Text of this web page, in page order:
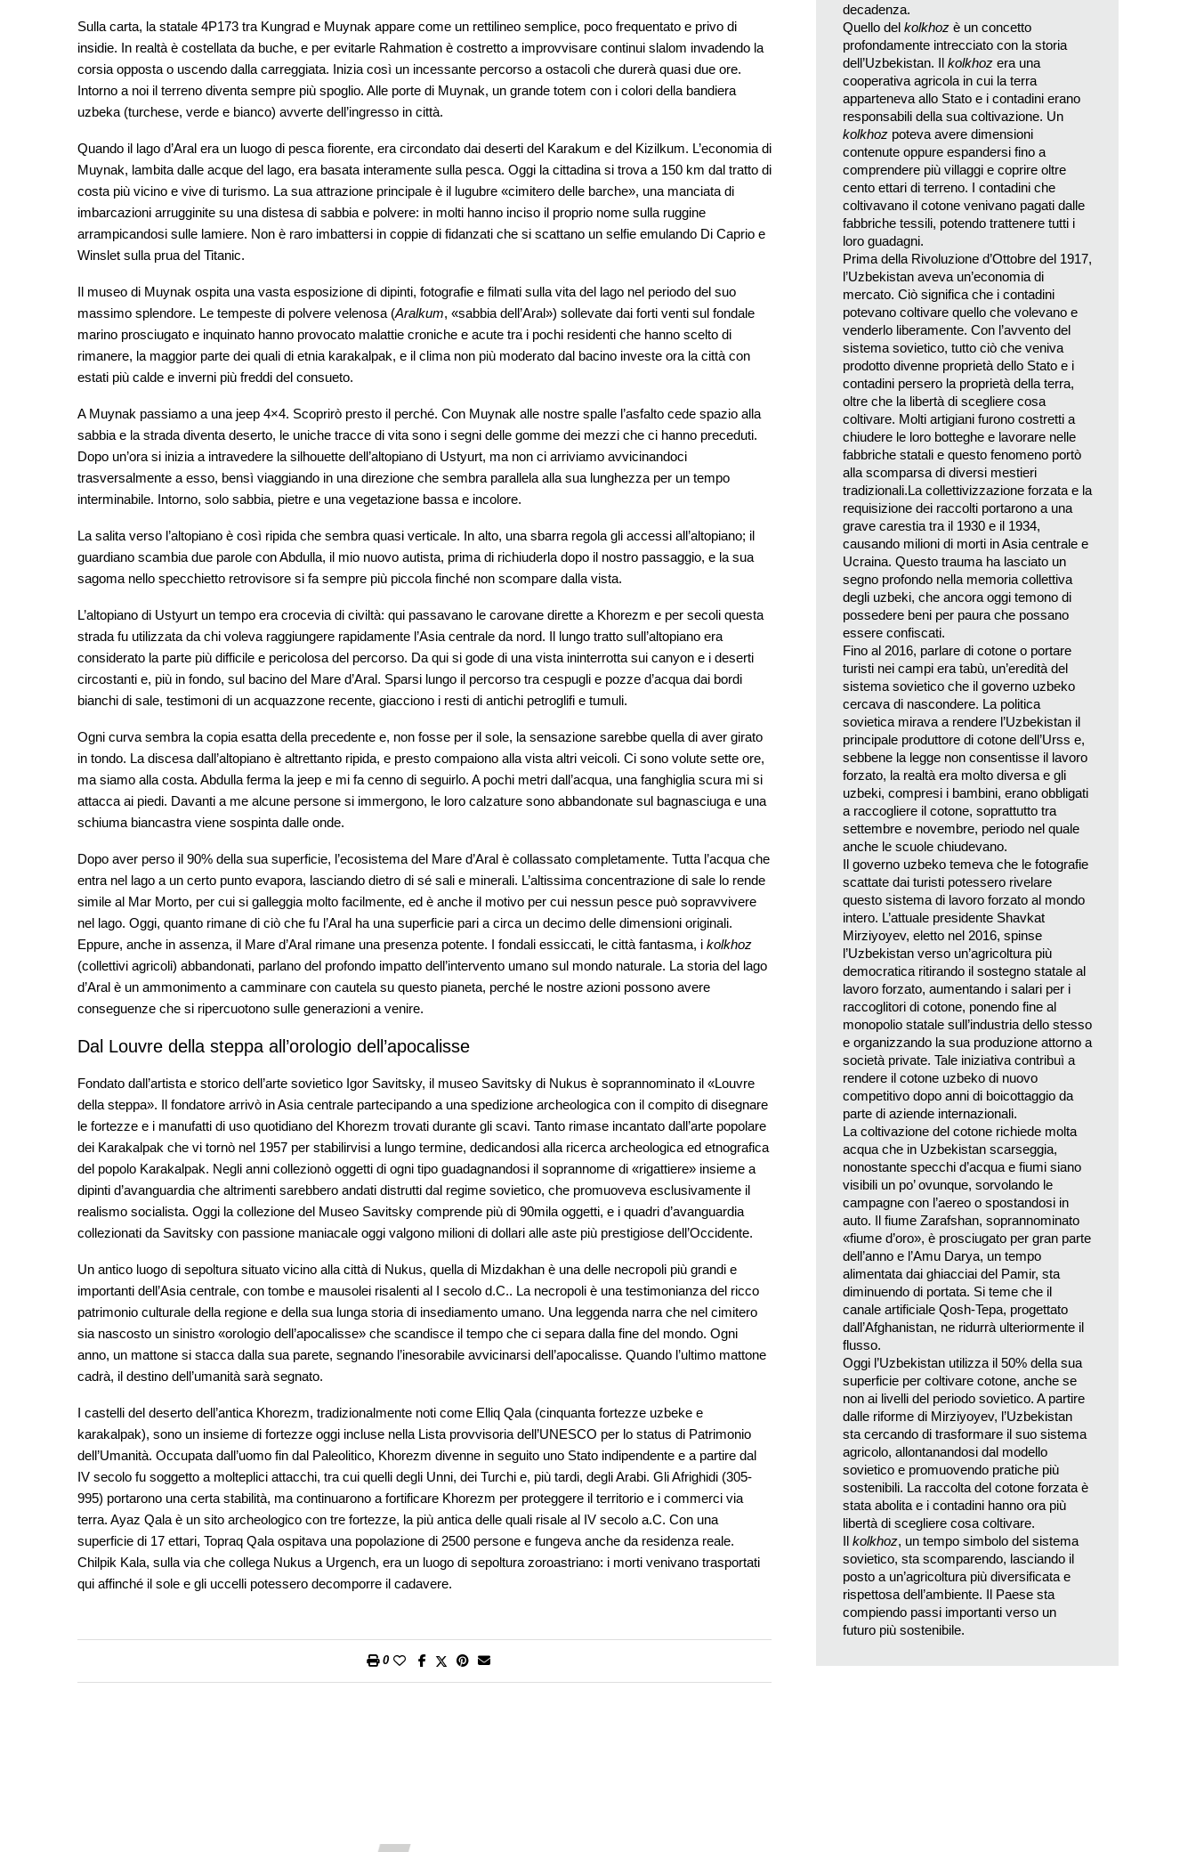
Sulla carta, la statale 4P173 tra Kungrad e Muynak appare come un rettilineo semplice, poco frequentato e privo di
insidie. In realtà è costellata da buche, e per evitarle Rahmation è costretto a improvvisare continui slalom invadendo la
corsia opposta o uscendo dalla carreggiata. Inizia così un incessante percorso a ostacoli che durerà quasi due ore.
Intorno a noi il terreno diventa sempre più spoglio. Alle porte di Muynak, un grande totem con i colori della bandiera
uzbeka (turchese, verde e bianco) avverte dell’ingresso in città.
Quando il lago d’Aral era un luogo di pesca fiorente, era circondato dai deserti del Karakum e del Kizilkum. L’economia di
Muynak, lambita dalle acque del lago, era basata interamente sulla pesca. Oggi la cittadina si trova a 150 km dal tratto di
costa più vicino e vive di turismo. La sua attrazione principale è il lugubre «cimitero delle barche», una manciata di
imbarcazioni arrugginite su una distesa di sabbia e polvere: in molti hanno inciso il proprio nome sulla ruggine
arrampicandosi sulle lamiere. Non è raro imbattersi in coppie di fidanzati che si scattano un selfie emulando Di Caprio e
Winslet sulla prua del Titanic.
Il museo di Muynak ospita una vasta esposizione di dipinti, fotografie e filmati sulla vita del lago nel periodo del suo
massimo splendore. Le tempeste di polvere velenosa (Aralkum, «sabbia dell’Aral») sollevate dai forti venti sul fondale
marino prosciugato e inquinato hanno provocato malattie croniche e acute tra i pochi residenti che hanno scelto di
rimanere, la maggior parte dei quali di etnia karakalpak, e il clima non più moderato dal bacino investe ora la città con
estati più calde e inverni più freddi del consueto.
A Muynak passiamo a una jeep 4×4. Scoprirò presto il perché. Con Muynak alle nostre spalle l’asfalto cede spazio alla
sabbia e la strada diventa deserto, le uniche tracce di vita sono i segni delle gomme dei mezzi che ci hanno preceduti.
Dopo un’ora si inizia a intravedere la silhouette dell’altopiano di Ustyurt, ma non ci arriviamo avvicinandoci
trasversalmente a esso, bensì viaggiando in una direzione che sembra parallela alla sua lunghezza per un tempo
interminabile. Intorno, solo sabbia, pietre e una vegetazione bassa e incolore.
La salita verso l’altopiano è così ripida che sembra quasi verticale. In alto, una sbarra regola gli accessi all’altopiano; il
guardiano scambia due parole con Abdulla, il mio nuovo autista, prima di richiuderla dopo il nostro passaggio, e la sua
sagoma nello specchietto retrovisore si fa sempre più piccola finché non scompare dalla vista.
L’altopiano di Ustyurt un tempo era crocevia di civiltà: qui passavano le carovane dirette a Khorezm e per secoli questa
strada fu utilizzata da chi voleva raggiungere rapidamente l’Asia centrale da nord. Il lungo tratto sull’altopiano era
considerato la parte più difficile e pericolosa del percorso. Da qui si gode di una vista ininterrotta sui canyon e i deserti
circostanti e, più in fondo, sul bacino del Mare d’Aral. Sparsi lungo il percorso tra cespugli e pozze d’acqua dai bordi
bianchi di sale, testimoni di un acquazzone recente, giacciono i resti di antichi petroglifi e tumuli.
Ogni curva sembra la copia esatta della precedente e, non fosse per il sole, la sensazione sarebbe quella di aver girato
in tondo. La discesa dall’altopiano è altrettanto ripida, e presto compaiono alla vista altri veicoli. Ci sono volute sette ore,
ma siamo alla costa. Abdulla ferma la jeep e mi fa cenno di seguirlo. A pochi metri dall’acqua, una fanghiglia scura mi si
attacca ai piedi. Davanti a me alcune persone si immergono, le loro calzature sono abbandonate sul bagnasciuga e una
schiuma biancastra viene sospinta dalle onde.
Dopo aver perso il 90% della sua superficie, l’ecosistema del Mare d’Aral è collassato completamente. Tutta l’acqua che
entra nel lago a un certo punto evapora, lasciando dietro di sé sali e minerali. L’altissima concentrazione di sale lo rende
simile al Mar Morto, per cui si galleggia molto facilmente, ed è anche il motivo per cui nessun pesce può sopravvivere
nel lago. Oggi, quanto rimane di ciò che fu l’Aral ha una superficie pari a circa un decimo delle dimensioni originali.
Eppure, anche in assenza, il Mare d’Aral rimane una presenza potente. I fondali essiccati, le città fantasma, i kolkhoz
(collettivi agricoli) abbandonati, parlano del profondo impatto dell’intervento umano sul mondo naturale. La storia del lago
d’Aral è un ammonimento a camminare con cautela su questo pianeta, perché le nostre azioni possono avere
conseguenze che si ripercuotono sulle generazioni a venire.
Dal Louvre della steppa all’orologio dell’apocalisse
Fondato dall’artista e storico dell’arte sovietico Igor Savitsky, il museo Savitsky di Nukus è soprannominato il «Louvre
della steppa». Il fondatore arrivò in Asia centrale partecipando a una spedizione archeologica con il compito di disegnare
le fortezze e i manufatti di uso quotidiano del Khorezm trovati durante gli scavi. Tanto rimase incantato dall’arte popolare
dei Karakalpak che vi tornò nel 1957 per stabilirvisi a lungo termine, dedicandosi alla ricerca archeologica ed etnografica
del popolo Karakalpak. Negli anni collezionò oggetti di ogni tipo guadagnandosi il soprannome di «rigattiere» insieme a
dipinti d’avanguardia che altrimenti sarebbero andati distrutti dal regime sovietico, che promuoveva esclusivamente il
realismo socialista. Oggi la collezione del Museo Savitsky comprende più di 90mila oggetti, e i quadri d’avanguardia
collezionati da Savitsky con passione maniacale oggi valgono milioni di dollari alle aste più prestigiose dell’Occidente.
Un antico luogo di sepoltura situato vicino alla città di Nukus, quella di Mizdakhan è una delle necropoli più grandi e
importanti dell’Asia centrale, con tombe e mausolei risalenti al I secolo d.C.. La necropoli è una testimonianza del ricco
patrimonio culturale della regione e della sua lunga storia di insediamento umano. Una leggenda narra che nel cimitero
sia nascosto un sinistro «orologio dell’apocalisse» che scandisce il tempo che ci separa dalla fine del mondo. Ogni
anno, un mattone si stacca dalla sua parete, segnando l’inesorabile avvicinarsi dell’apocalisse. Quando l’ultimo mattone
cadrà, il destino dell’umanità sarà segnato.
I castelli del deserto dell’antica Khorezm, tradizionalmente noti come Elliq Qala (cinquanta fortezze uzbeke e
karakalpak), sono un insieme di fortezze oggi incluse nella Lista provvisoria dell’UNESCO per lo status di Patrimonio
dell’Umanità. Occupata dall’uomo fin dal Paleolitico, Khorezm divenne in seguito uno Stato indipendente e a partire dal
IV secolo fu soggetto a molteplici attacchi, tra cui quelli degli Unni, dei Turchi e, più tardi, degli Arabi. Gli Afrighidi (305-
995) portarono una certa stabilità, ma continuarono a fortificare Khorezm per proteggere il territorio e i commerci via
terra. Ayaz Qala è un sito archeologico con tre fortezze, la più antica delle quali risale al IV secolo a.C. Con una
superficie di 17 ettari, Topraq Qala ospitava una popolazione di 2500 persone e fungeva anche da residenza reale.
Chilpik Kala, sulla via che collega Nukus a Urgench, era un luogo di sepoltura zoroastriano: i morti venivano trasportati
qui affinché il sole e gli uccelli potessero decomporre il cadavere.
0
decadenza.
Quello del kolkhoz è un concetto
profondamente intrecciato con la storia
dell’Uzbekistan. Il kolkhoz era una
cooperativa agricola in cui la terra
apparteneva allo Stato e i contadini erano
responsabili della sua coltivazione. Un
kolkhoz poteva avere dimensioni
contenute oppure espandersi fino a
comprendere più villaggi e coprire oltre
cento ettari di terreno. I contadini che
coltivavano il cotone venivano pagati dalle
fabbriche tessili, potendo trattenere tutti i
loro guadagni.
Prima della Rivoluzione d’Ottobre del 1917,
l’Uzbekistan aveva un’economia di
mercato. Ciò significa che i contadini
potevano coltivare quello che volevano e
venderlo liberamente. Con l’avvento del
sistema sovietico, tutto ciò che veniva
prodotto divenne proprietà dello Stato e i
contadini persero la proprietà della terra,
oltre che la libertà di scegliere cosa
coltivare. Molti artigiani furono costretti a
chiudere le loro botteghe e lavorare nelle
fabbriche statali e questo fenomeno portò
alla scomparsa di diversi mestieri
tradizionali.La collettivizzazione forzata e la
requisizione dei raccolti portarono a una
grave carestia tra il 1930 e il 1934,
causando milioni di morti in Asia centrale e
Ucraina. Questo trauma ha lasciato un
segno profondo nella memoria collettiva
degli uzbeki, che ancora oggi temono di
possedere beni per paura che possano
essere confiscati.
Fino al 2016, parlare di cotone o portare
turisti nei campi era tabù, un’eredità del
sistema sovietico che il governo uzbeko
cercava di nascondere. La politica
sovietica mirava a rendere l’Uzbekistan il
principale produttore di cotone dell’Urss e,
sebbene la legge non consentisse il lavoro
forzato, la realtà era molto diversa e gli
uzbeki, compresi i bambini, erano obbligati
a raccogliere il cotone, soprattutto tra
settembre e novembre, periodo nel quale
anche le scuole chiudevano.
Il governo uzbeko temeva che le fotografie
scattate dai turisti potessero rivelare
questo sistema di lavoro forzato al mondo
intero. L’attuale presidente Shavkat
Mirziyoyev, eletto nel 2016, spinse
l’Uzbekistan verso un’agricoltura più
democratica ritirando il sostegno statale al
lavoro forzato, aumentando i salari per i
raccoglitori di cotone, ponendo fine al
monopolio statale sull’industria dello stesso
e organizzando la sua produzione attorno a
società private. Tale iniziativa contribuì a
rendere il cotone uzbeko di nuovo
competitivo dopo anni di boicottaggio da
parte di aziende internazionali.
La coltivazione del cotone richiede molta
acqua che in Uzbekistan scarseggia,
nonostante specchi d’acqua e fiumi siano
visibili un po’ ovunque, sorvolando le
campagne con l’aereo o spostandosi in
auto. Il fiume Zarafshan, soprannominato
«fiume d’oro», è prosciugato per gran parte
dell’anno e l’Amu Darya, un tempo
alimentata dai ghiacciai del Pamir, sta
diminuendo di portata. Si teme che il
canale artificiale Qosh-Tepa, progettato
dall’Afghanistan, ne ridurrà ulteriormente il
flusso.
Oggi l’Uzbekistan utilizza il 50% della sua
superficie per coltivare cotone, anche se
non ai livelli del periodo sovietico. A partire
dalle riforme di Mirziyoyev, l’Uzbekistan
sta cercando di trasformare il suo sistema
agricolo, allontanandosi dal modello
sovietico e promuovendo pratiche più
sostenibili. La raccolta del cotone forzata è
stata abolita e i contadini hanno ora più
libertà di scegliere cosa coltivare.
Il kolkhoz, un tempo simbolo del sistema
sovietico, sta scomparendo, lasciando il
posto a un’agricoltura più diversificata e
rispettosa dell’ambiente. Il Paese sta
compiendo passi importanti verso un
futuro più sostenibile.